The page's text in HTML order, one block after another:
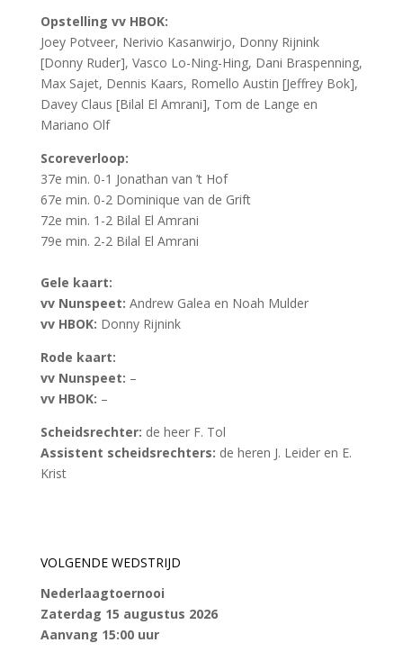
Opstelling vv HBOK:
Joey Potveer, Nerivio Kasanwirjo, Donny Rijnink
[Donny Ruder], Vasco Lo-Ning-Hing, Dani Braspenning,
Max Sajet, Dennis Kaars, Romello Austin [Jeffrey Bok],
Davey Claus [Bilal El Amrani], Tom de Lange en
Mariano Olf
Scoreverloop:
37e min. 0-1 Jonathan van ’t Hof
67e min. 0-2 Dominique van de Grift
72e min. 1-2 Bilal El Amrani
79e min. 2-2 Bilal El Amrani
Gele kaart:
vv Nunspeet: Andrew Galea en Noah Mulder
vv HBOK: Donny Rijnink
Rode kaart:
vv Nunspeet: –
vv HBOK: –
Scheidsrechter: de heer F. Tol
Assistent scheidsrechters: de heren J. Leider en E.
Krist
VOLGENDE WEDSTRIJD
Nederlaagtoernooi
Zaterdag 15 augustus 2026
Aanvang 15:00 uur